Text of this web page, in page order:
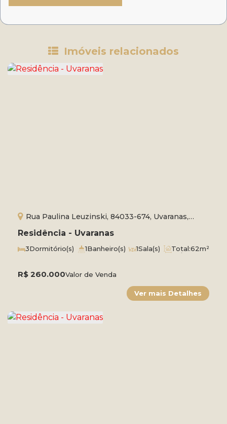
Imóveis relacionados
Residência - Uvaranas
R$ 260.000Valor de Venda
Rua Paulina Leuzinski, 84033-674, Uvaranas,
Ponta Grossa, Paraná, Brasil
3Dormitório(s) 1Banheiro(s) 1Sala(s) Total:62m²